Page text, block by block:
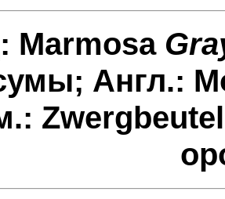
Marmosa
Англ.: